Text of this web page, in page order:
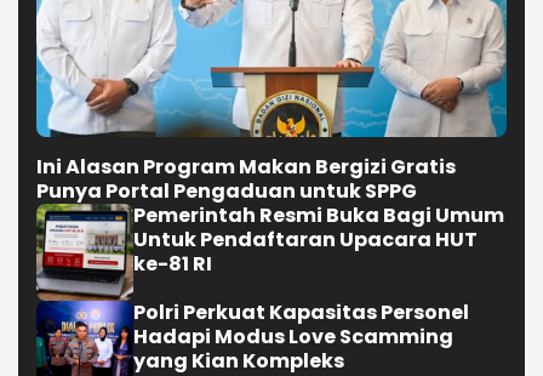
Ini Alasan Program Makan Bergizi Gratis
Punya Portal Pengaduan untuk SPPG
Pemerintah Resmi Buka Bagi Umum
Untuk Pendaftaran Upacara HUT
ke-81 RI
Polri Perkuat Kapasitas Personel
Hadapi Modus Love Scamming
yang Kian Kompleks